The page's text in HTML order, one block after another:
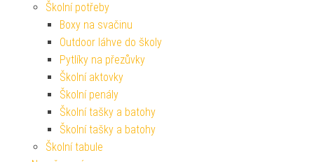
Školní potřeby
Boxy na svačinu
Outdoor láhve do školy
Pytlíky na přezůvky
Školní aktovky
Školní penály
Školní tašky a batohy
Školní tašky a batohy
Školní tabule